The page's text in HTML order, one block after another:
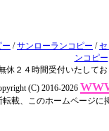
ー /サンローランコピー /
ンコピー
休２４時間受付いたして
(C) 2016-2026
載、このホームページ